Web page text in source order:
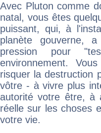
Avec Pluton comme
natal, vous êtes
puissant, qui, à
planète gouverne,
pression pour
environnement.
risquer la destruction
vôtre - à vivre plus
autorité votre être, à
réelle sur les choses
votre vie.